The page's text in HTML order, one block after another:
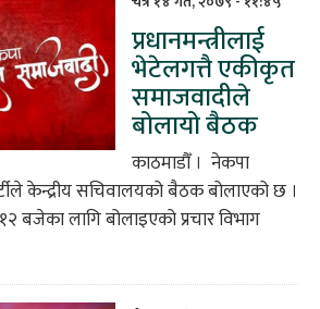
प्रधानमन्त्रीलाई
भेटेलगत्तै एकीकृत
समाजवादीले
बोलायो बैठक
काठमाडौँ । नेकपा
केन्द्रीय सचिवालयको बैठक बोलाएको छ ।
बजेका लागि बोलाइएको प्रचार विभाग